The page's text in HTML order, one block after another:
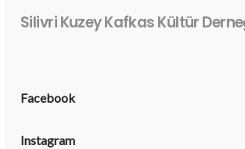
Silivri Kuzey Kafkas Kültür
Facebook
Instagram